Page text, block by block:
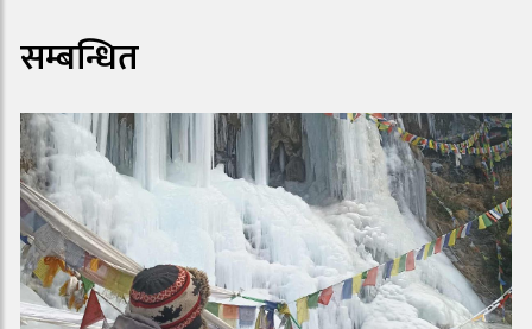
सम्बन्धित